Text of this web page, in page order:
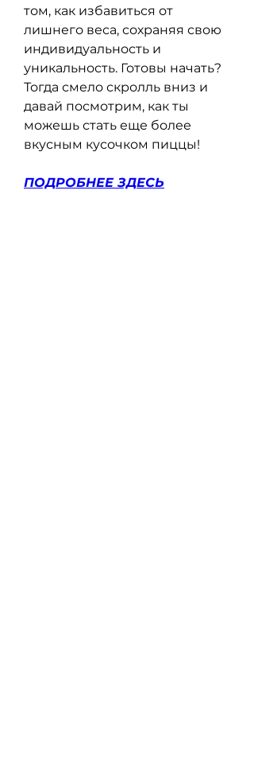
том, как избавиться от
лишнего веса, сохраняя свою
индивидуальность и
уникальность. Готовы начать?
Тогда смело скролль вниз и
давай посмотрим, как ты
можешь стать еще более
вкусным кусочком пиццы!
ПОДРОБНЕЕ ЗДЕСЬ